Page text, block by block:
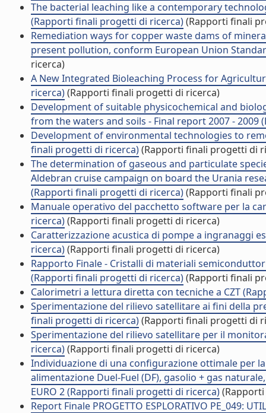
The bacterial leaching like a contemporary
(Rapporti finali progetti di ricerca)(Rapporti finali
Remediation ways for copper waste dams of
present pollution, conform European Union
ricerca)
A New Integrated Bioleaching Process for
ricerca)(Rapporti finali progetti di ricerca)
Development of suitable physicochemical and
from the waters and soils - Final report 2007 -
Development of environmental technologies to
finali progetti di ricerca)(Rapporti finali progetti di
The determination of gaseous and particulate
Aldebran cruise campaign on board the Urania
(Rapporti finali progetti di ricerca)(Rapporti finali
Manuale operativo del pacchetto software per la
ricerca)(Rapporti finali progetti di ricerca)
Caratterizzazione acustica di pompe a ingranaggi
ricerca)(Rapporti finali progetti di ricerca)
Rapporto Finale - Cristalli di materiali
(Rapporti finali progetti di ricerca)(Rapporti finali
Calorimetri a lettura diretta con tecniche a CZT
Sperimentazione del rilievo satellitare ai fini della
finali progetti di ricerca)(Rapporti finali progetti di
Sperimentazione del rilievo satellitare per il
ricerca)(Rapporti finali progetti di ricerca)
Individuazione di una configurazione ottimale per
alimentazione Duel-Fuel (DF), gasolio + gas
EURO 2 (Rapporti finali progetti di ricerca)
Report Finale PROGETTO ESPLORATIVO PE_049: